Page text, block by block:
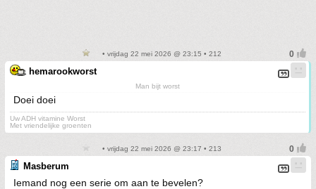
• vrijdag 22 mei 2026 @ 23:15 • 212
hemarookworst
Man bijt worst
Doei doei
Uw ADH vitamine Worst
Met vriendelijke groenten
• vrijdag 22 mei 2026 @ 23:17 • 213
Masberum
Iemand nog een serie om aan te bevelen?